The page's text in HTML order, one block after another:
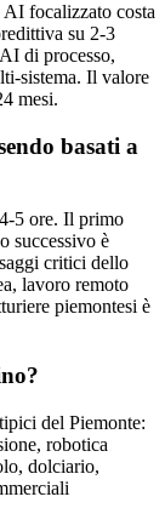
focalizzato costa
su 2-3
di processo,
sistema. Il valore
mesi.
basati a
5 ore. Il primo
successivo è
critici dello
lavoro remoto
piemontesi è
del Piemonte:
robotica
dolciario,